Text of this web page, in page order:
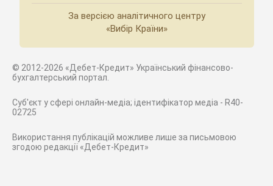
За версією аналітичного центру
«Вибір Країни»
© 2012-2026 «Дебет-Кредит» Український фінансово-
бухгалтерський портал.
Суб'єкт у сфері онлайн-медіа; ідентифікатор медіа - R40-
02725
Використання публікацій можливе лише за письмовою
згодою редакції «Дебет-Кредит»